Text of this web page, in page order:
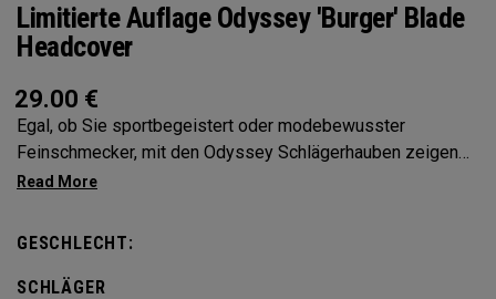
Limitierte Auflage Odyssey 'Burger' Blade
Headcover
29.00 €
Egal, ob Sie sportbegeistert oder modebewusster
Feinschmecker, mit den Odyssey Schlägerhauben zeigen
Sie Ihre Persönlichkeit
GESCHLECHT:
SCHLÄGER